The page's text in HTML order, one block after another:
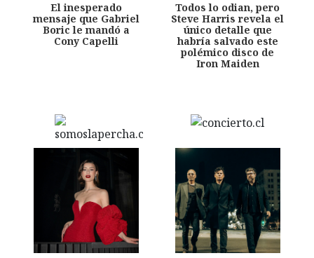
El inesperado
mensaje que Gabriel
Boric le mandó a
Cony Capelli
Todos lo odian, pero
Steve Harris revela el
único detalle que
habría salvado este
polémico disco de
Iron Maiden